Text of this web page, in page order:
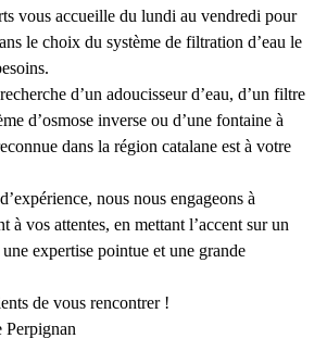
vous accueille du lundi au vendredi pour
le choix du système de filtration d’eau le
d’un adoucisseur d’eau, d’un filtre
d’osmose inverse ou d’une fontaine à
dans la région catalane est à votre
nous nous engageons à
à vos attentes, en mettant l’accent sur un
expertise pointue et une grande
de vous rencontrer !
Perpignan